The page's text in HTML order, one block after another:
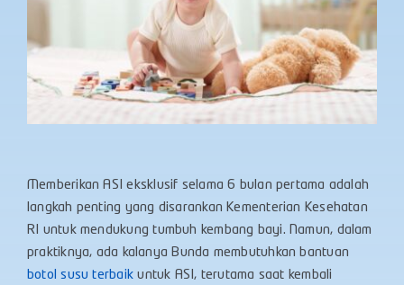
Memberikan ASI eksklusif selama 6 bulan pertama adalah
langkah penting yang disarankan Kementerian Kesehatan
RI untuk mendukung tumbuh kembang bayi. Namun, dalam
praktiknya, ada kalanya Bunda membutuhkan bantuan
botol susu terbaik untuk ASI, terutama saat kembali